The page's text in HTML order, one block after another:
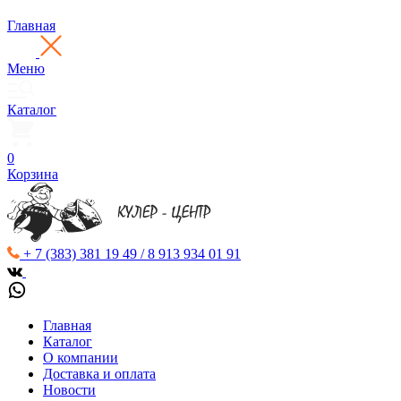
Главная
Меню
Каталог
0
Корзина
+ 7 (383) 381 19 49 / 8 913 934 01 91
Главная
Каталог
О компании
Доставка и оплата
Новости